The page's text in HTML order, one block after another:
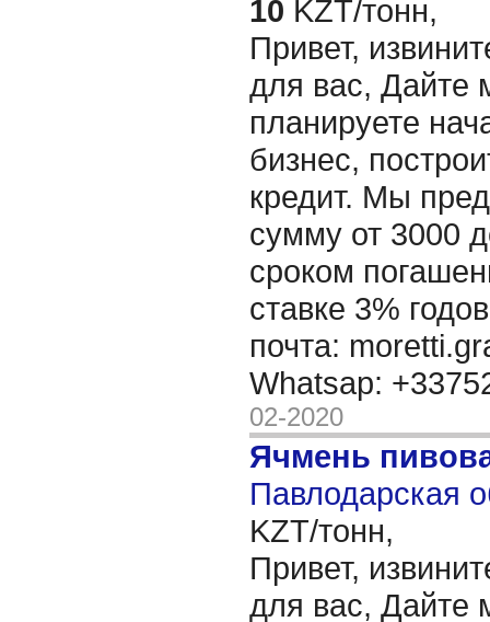
10 KZT/тонн,
Привет,
для вас, Дайте
планируете
бизнес,
кредит. Мы
сумму от 3000
сроком
ставке 3%
почта:
Whatsap:
02-2020
Ячмень
Павлодарская
KZT/тонн,
Привет,
для вас, Дайте